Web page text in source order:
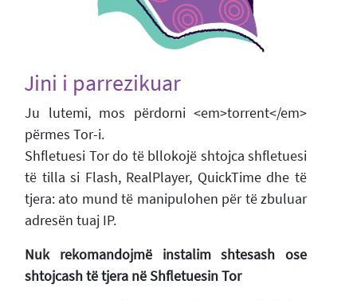
Jini i parrezikuar
Ju lutemi, mos përdorni <em>torrent</em>
përmes Tor-i.
Shfletuesi Tor do të bllokojë shtojca shfletuesi
të tilla si Flash, RealPlayer, QuickTime dhe të
tjera: ato mund të manipulohen për të zbuluar
adresën tuaj IP.
Nuk rekomandojmë instalim shtesash ose
shtojcash të tjera në Shfletuesin Tor